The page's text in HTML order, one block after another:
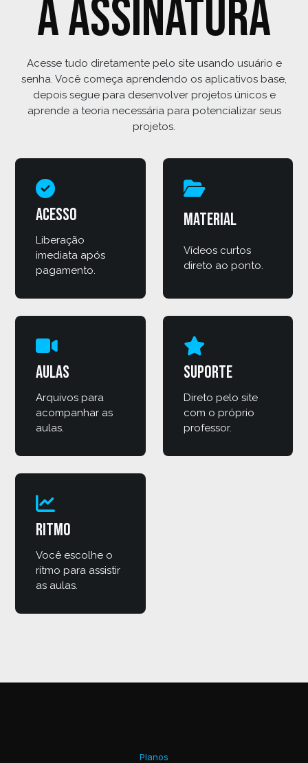
a assinatura
Acesse tudo diretamente pelo site usando usuário e
senha. Você começa aprendendo os aplicativos base,
depois segue para desenvolver projetos únicos e
aprende a teoria necessária para potencializar seus
projetos.
Acesso
Liberação
imediata após
pagamento.
Material
Vídeos curtos
direto ao ponto.
Aulas
Arquivos para
acompanhar as
aulas.
Suporte
Direto pelo site
com o próprio
professor.
Ritmo
Você escolhe o
ritmo para assistir
as aulas.
Planos